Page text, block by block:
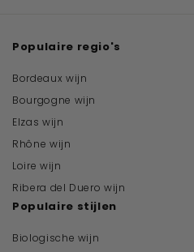
Populaire regio's
Bordeaux wijn
Bourgogne wijn
Elzas wijn
Rhône wijn
Loire wijn
Ribera del Duero wijn
Populaire stijlen
Biologische wijn